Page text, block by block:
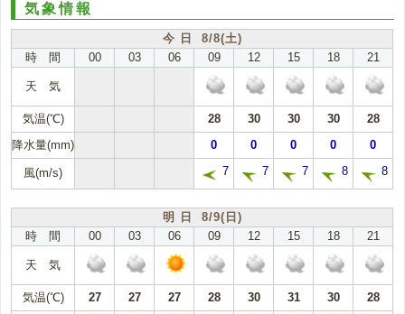
気象情報
今 日 8/8(土)
時 間
00 03 06 09 12 15 18 21
天 気
気温(℃) 28 30 30 30
28
降水量(mm)
0 0 0 0 0
風(m/s) 7 7 7 8 8
明 日 8/9(日)
時 間
00 03 06 09 12 15 18 21
天 気
気温(℃) 27 27 27 28 30 31 30
28